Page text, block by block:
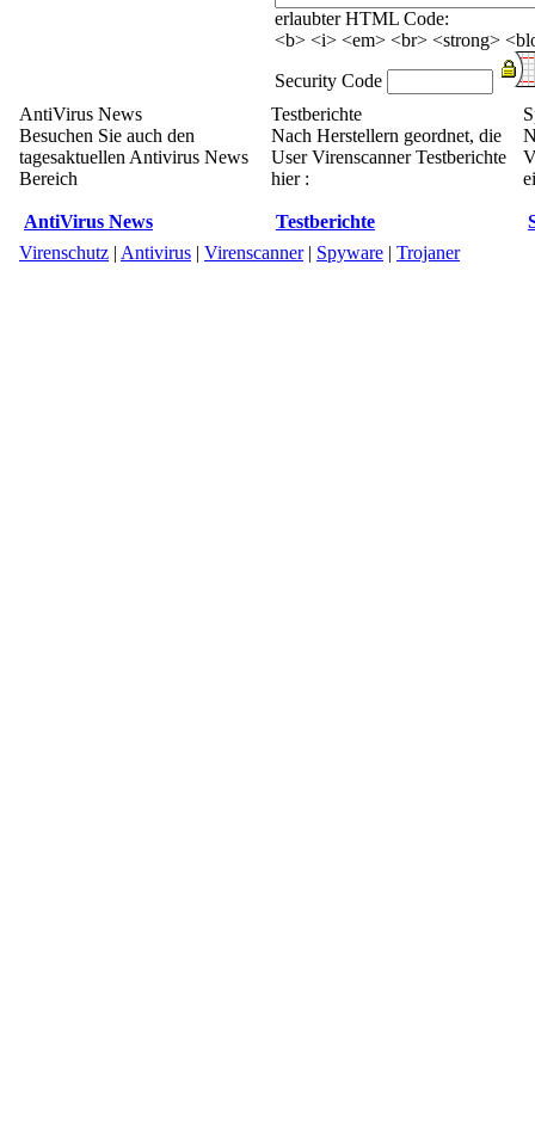
erlaubter HTML Code:
<b> <i> <em> <br> <strong>
Security Code
AntiVirus News
Besuchen Sie auch den
tagesaktuellen Antivirus News
Bereich
AntiVirus News
Testberichte
Nach Herstellern geordnet, die
User Virenscanner Testberichte
hier :
Testberichte
Virenschutz | Antivirus | Virenscanner| Spyware | Trojaner